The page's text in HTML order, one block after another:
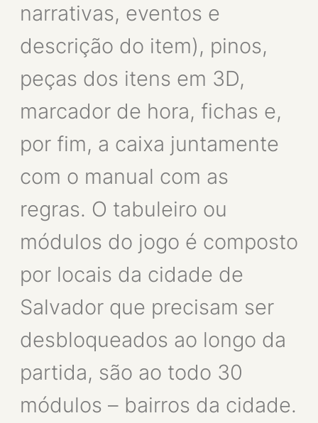
narrativas, eventos e
descrição do item), pinos,
peças dos itens em 3D,
marcador de hora, fichas e,
por fim, a caixa juntamente
com o manual com as
regras. O tabuleiro ou
módulos do jogo é composto
por locais da cidade de
Salvador que precisam ser
desbloqueados ao longo da
partida, são ao todo 30
módulos – bairros da cidade.